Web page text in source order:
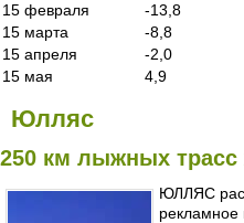
15 февраля
-13,8
15 марта
-8,8
15 апреля
-2,0
15 мая
4,9
Юлляс
250 км лыжных тpacc
ЮЛЛЯС
рекламное